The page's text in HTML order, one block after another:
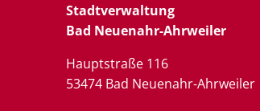
Stadtverwaltung
Bad Neuenahr-Ahrweiler
Hauptstraße 116
53474 Bad Neuenahr-Ahrweiler